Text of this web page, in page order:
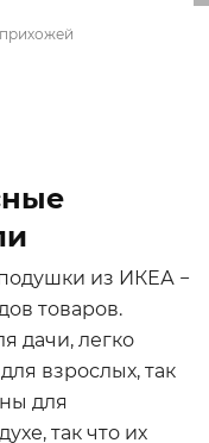
из ИКЕА −
товаров.
дачи, легко
взрослых, так
для
так что их